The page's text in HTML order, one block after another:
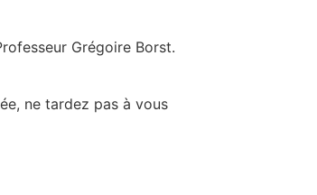
Grégoire Borst.
ne tardez pas à vous